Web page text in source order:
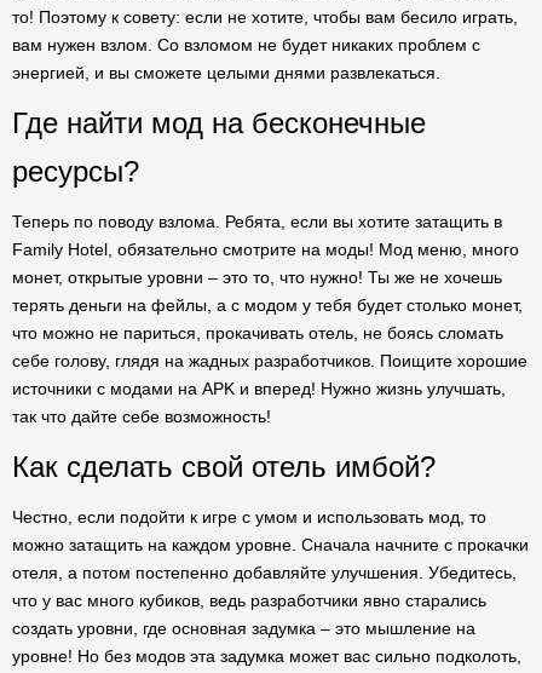
то! Поэтому к совету: если не хотите, чтобы вам бесило играть,
вам нужен взлом. Со взломом не будет никаких проблем с
энергией, и вы сможете целыми днями развлекаться.
Где найти мод на бесконечные
ресурсы?
Теперь по поводу взлома. Ребята, если вы хотите затащить в
Family Hotel, обязательно смотрите на моды! Мод меню, много
монет, открытые уровни – это то, что нужно! Ты же не хочешь
терять деньги на фейлы, а с модом у тебя будет столько монет,
что можно не париться, прокачивать отель, не боясь сломать
себе голову, глядя на жадных разработчиков. Поищите хорошие
источники с модами на APK и вперед! Нужно жизнь улучшать,
так что дайте себе возможность!
Как сделать свой отель имбой?
Честно, если подойти к игре с умом и использовать мод, то
можно затащить на каждом уровне. Сначала начните с прокачки
отеля, а потом постепеннo добавляйте улучшения. Убедитесь,
что у вас много кубиков, ведь разработчики явно старались
создать уровни, где основная задумка – это мышление на
уровне! Но без модов эта задумка может вас сильно подколоть,